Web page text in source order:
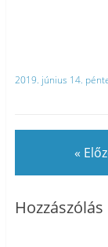
2019. június 14.
«
Hozzászólás